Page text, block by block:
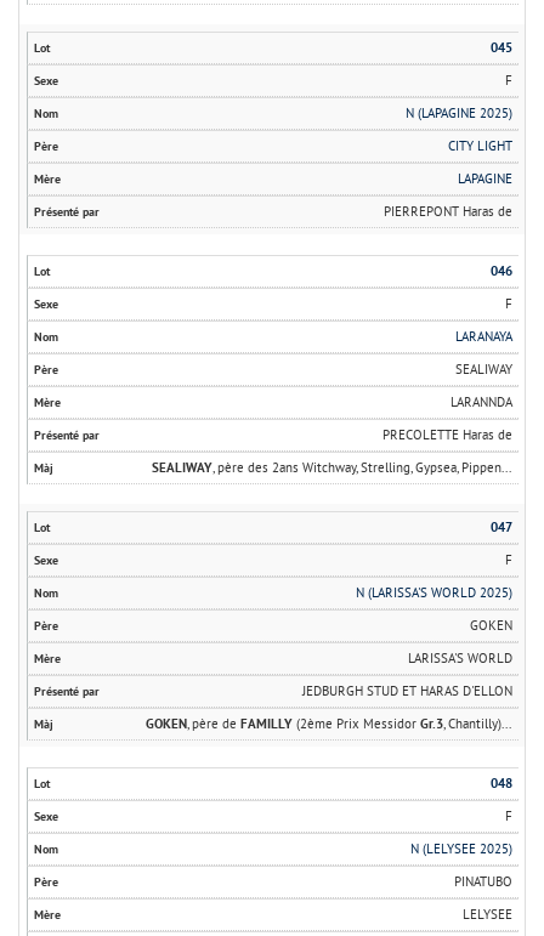
045
F
N (LAPAGINE 2025)
CITY LIGHT
LAPAGINE
PIERREPONT Haras de
046
F
LARANAYA
SEALIWAY
LARANNDA
PRECOLETTE Haras de
SEALIWAY , père des 2ans Witchway, Strelling, Gypsea, Pippen...
047
F
N (LARISSA'S WORLD 2025)
GOKEN
LARISSA'S WORLD
JEDBURGH STUD ET HARAS D'ELLON
GOKEN , père deFAMILLY (2ème Prix MessidorGr.3 , Chantilly)...
048
F
N (LELYSEE 2025)
PINATUBO
LELYSEE